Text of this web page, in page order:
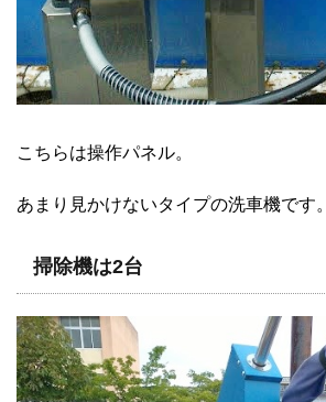
こちらは操作パネル。
あまり見かけないタイプの洗車機です。
掃除機は2台